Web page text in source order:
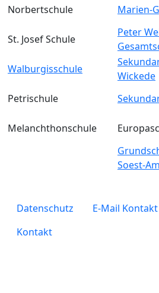
Norbertschule
Marien-
St. Josef Schule
Peter
Walburgisschule
Wickede
Petrischule
Melanchthonschule
Soest-
legals
Datenschutz E-Mail Kontakt
Kontakt